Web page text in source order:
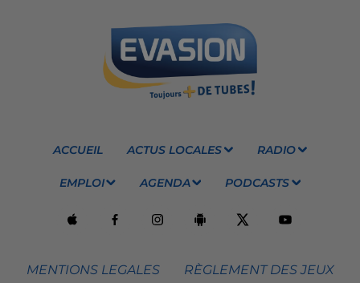
ACCUEIL ACTUS LOCALES RADIO
EMPLOI AGENDA PODCASTS
MENTIONS LEGALES RÈGLEMENT DES JEUX